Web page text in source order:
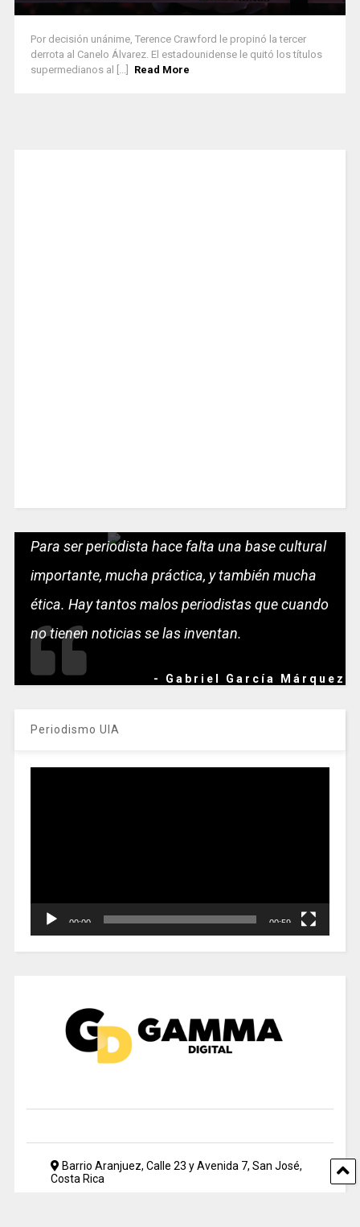
Por decisión unánime, Terence Crawford le propinó la tercer
derrota al Canelo Álvarez. El estadounidense le quitó los títulos
supermedianos al [...]
Read More
Para ser periodista hace falta una base cultural
importante, mucha práctica, y también mucha
ética. Hay tantos malos periodistas que cuando
no tienen noticias se las inventan.
- Gabriel García Márquez
Periodismo UIA
00:00 00:59
Barrio Aranjuez, Calle 23 y Avenida 7, San José,
Costa Rica